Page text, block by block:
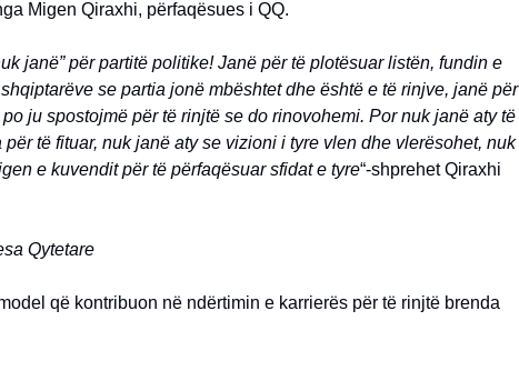
Migen Qiraxhi, përfaqësues i QQ.
janë” për partitë politike! Janë për të plotësuar listën, fundin e
se partia jonë mbështet dhe është e të rinjve, janë për
ju spostojmë për të rinjtë se do rinovohemi. Por nuk janë aty të
të fituar, nuk janë aty se vizioni i tyre vlen dhe vlerësohet, nuk
e kuvendit për të përfaqësuar sfidat e tyre“-shprehet Qiraxhi
Qytetare
që kontribuon në ndërtimin e karrierës për të rinjtë brenda